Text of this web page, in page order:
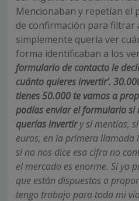
Mencionaban y repetían el
de confirmación para filtrar
simplemente quería ver
forma identificaban a los
formulario de contacto le
cuánto quieres invertir’.
tienes 50.000 te vamos a
podías enviar el formulario si
querías invertiry si mentías,
euros, en la primera llamada
si no nos dice esa cifra no
el mercado es enorme. Si yo
que están dispuestos a
tengo trabajo para toda mi